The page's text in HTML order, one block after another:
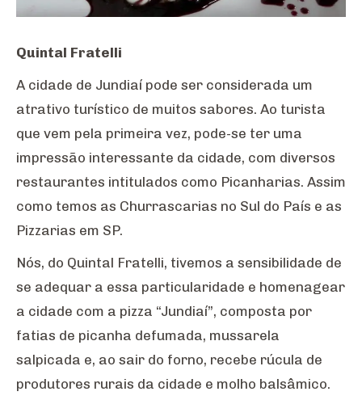
Quintal Fratelli
A cidade de Jundiaí pode ser considerada um
atrativo turístico de muitos sabores. Ao turista
que vem pela primeira vez, pode-se ter uma
impressão interessante da cidade, com diversos
restaurantes intitulados como Picanharias. Assim
como temos as Churrascarias no Sul do País e as
Pizzarias em SP.
Nós, do Quintal Fratelli, tivemos a sensibilidade de
se adequar a essa particularidade e homenagear
a cidade com a pizza “Jundiaí”, composta por
fatias de picanha defumada, mussarela
salpicada e, ao sair do forno, recebe rúcula de
produtores rurais da cidade e molho balsâmico.